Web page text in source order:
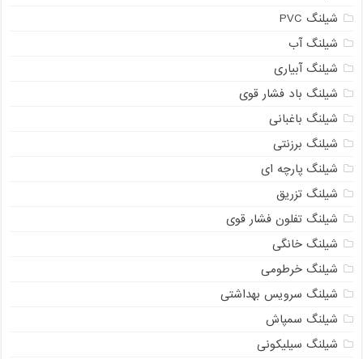
شیلنگ PVC
شیلنگ آب
شیلنگ آبیاری
شیلنگ باد فشار قوی
شیلنگ باغبانی
شیلنگ برزنتی
شیلنگ پارچه‌ ای
شیلنگ تزریق
شیلنگ تفلون فشار قوی
شیلنگ خانگی
شیلنگ خرطومی
شیلنگ سرویس بهداشتی
شیلنگ سمپاش
شیلنگ سیلیکونی